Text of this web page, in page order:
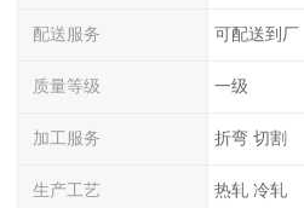
配送服务 可配送到厂
质量等级 一级
加工服务 折弯 切割
生产工艺 热轧 冷轧